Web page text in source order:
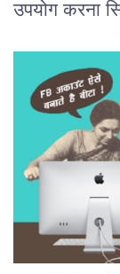
उपयोग करना